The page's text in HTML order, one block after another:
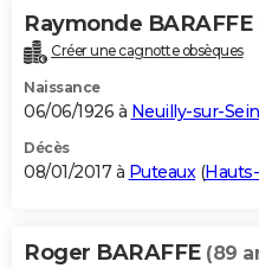
Raymonde BARAFFE
Créer une cagnotte obsèques
Naissance
06/06/1926 à Neuilly-sur-
Décès
08/01/2017 à Puteaux(
Roger BARAFFE (89